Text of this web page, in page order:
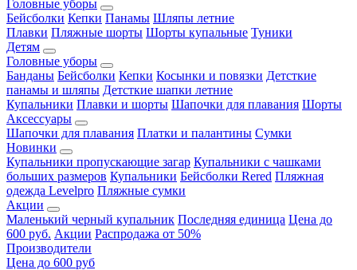
Головные уборы
Бейсболки Кепки Панамы Шляпы летние
Плавки Пляжные шорты Шорты купальные Туники
Детям
Головные уборы
Банданы Бейсболки Кепки Косынки и повязки Детсткие
панамы и шляпы Детсткие шапки летние
Купальники Плавки и шорты Шапочки для плавания Шорты
Аксессуары
Шапочки для плавания Платки и палантины Сумки
Новинки
Купальники пропускающие загар Купальники с чашками
больших размеров Купальники Бейсболки Rered Пляжная
одежда Levelpro Пляжные сумки
Акции
Маленький черный купальник Последняя единица Цена до
600 руб. Акции Распродажа от 50%
Производители
Цена до 600 руб